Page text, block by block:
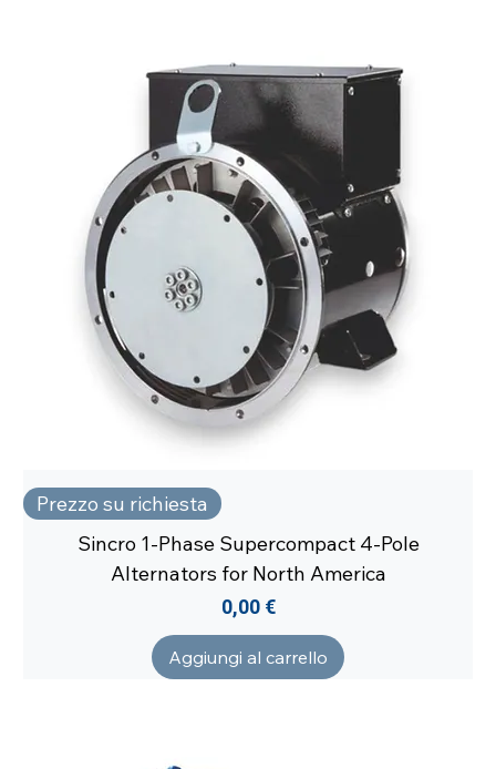
Prezzo su richiesta
Sincro 1-Phase Supercompact 4-Pole
Alternators for North America
Prezzo
0,00 €
Aggiungi al carrello